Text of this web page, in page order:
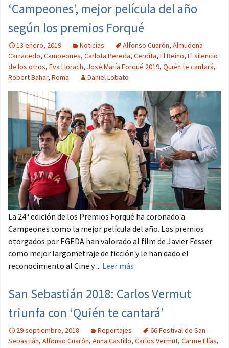
‘Campeones’, mejor película del año
según los premios Forqué
13 enero, 2019 Noticias Alfonso Cuarón, Almudena
Carracedo, Campeones, Carlota Pereda, Cerdita, El Reino, El silencio
de los otros, Eva Llorach, José María Forqué 2019, Quién te cantará,
Robert Bahar, Roma Daniel Lobato
La 24ª edición de los Premios Forqué ha coronado a
Campeones como la mejor película del año. Los premios
otorgados por EGEDA han valorado al film de Javier Fesser
como mejor largometraje de ficción y le han dado el
reconocimiento al Cine y ... Leer más
San Sebastián 2018: Carlos Vermut
triunfa con ‘Quién te cantará’
29 septiembre, 2018 Reportajes
66 Festival de San
Sebastián, Alfonso Cuarón, Anna Castillo, Carlos Vermut, Carme Elías,